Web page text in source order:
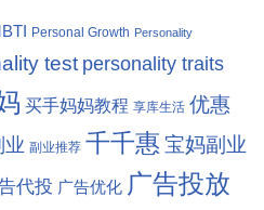
Personal Growth Personality
test personality traits
买手妈妈教程 享库生活 优惠
业 副业推荐 千千惠 宝妈副业
代投 广告优化 广告投放